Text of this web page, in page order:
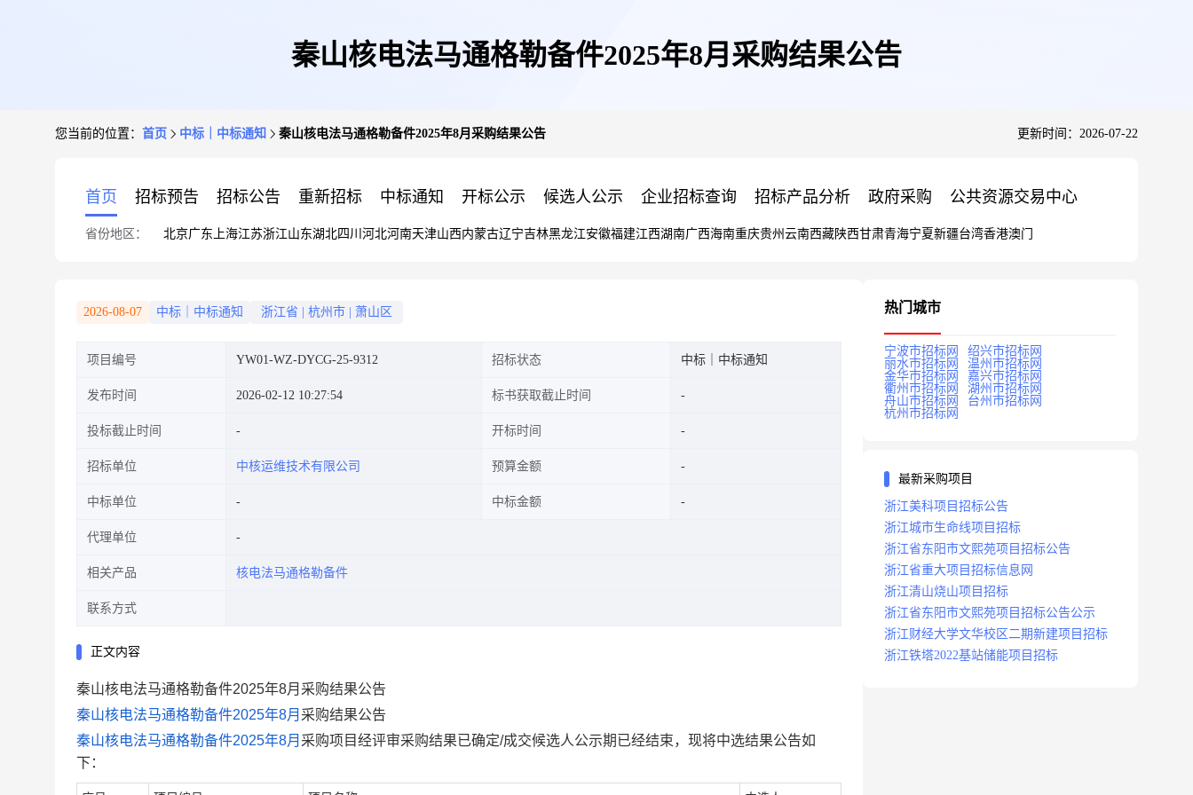
秦山核电法马通格勒备件2025年8月采购结果公告
您当前的位置： 首页 中标｜中标通知 秦山核电法马通格勒备件2025年8月采购结果公告 更新时间：2026-07-22
首页 招标预告 招标公告 重新招标 中标通知 开标公示 候选人公示 企业招标查询 招标产品分析 政府采购 公共资源交易中心
省份地区： 北京广东 上海江苏浙江山东湖北四川 河北河南天津山西内蒙古辽宁吉林黑龙江安徽福建江西湖南广西海南重庆贵州 云南西藏陕西甘肃青海宁夏新疆台湾香港澳门
2026-08-07 中标｜中标通知 浙江省 杭州市 萧山区
项目编号 YW01-WZ-DYCG-25-9312 招标状态 中标｜中标通知
发布时间 2026-02-12 10:27:54 标书获取截止时间
投标截止时间 开标时间
招标单位 中核运维技术有限公司 预算金额
中标单位 中标金额
代理单位
相关产品 核电法马通格勒备件
联系方式
正文内容
秦山核电法马通格勒备件2025年8月采购结果公告
秦山核电法马通格勒备件2025年8月 采购结果公告
秦山核电法马通格勒备件2025年8月 采购项目经评审采购结果已确定/成交候选人公示期已经结束，现将中选结果公告如
下：
热门城市
宁波市招标网
绍兴市招标网
丽水市招标网
温州市招标网
金华市招标网
嘉兴市招标网
衢州市招标网
湖州市招标网
舟山市招标网
台州市招标网
杭州市招标网
最新采购项目
浙江美科项目招标公告
浙江城市生命线项目招标
浙江省东阳市文熙苑项目招标公告
浙江省重大项目招标信息网
浙江清山烧山项目招标
浙江省东阳市文熙苑项目招标公告公示
浙江财经大学文华校区二期新建项目招标
浙江铁塔2022基站储能项目招标